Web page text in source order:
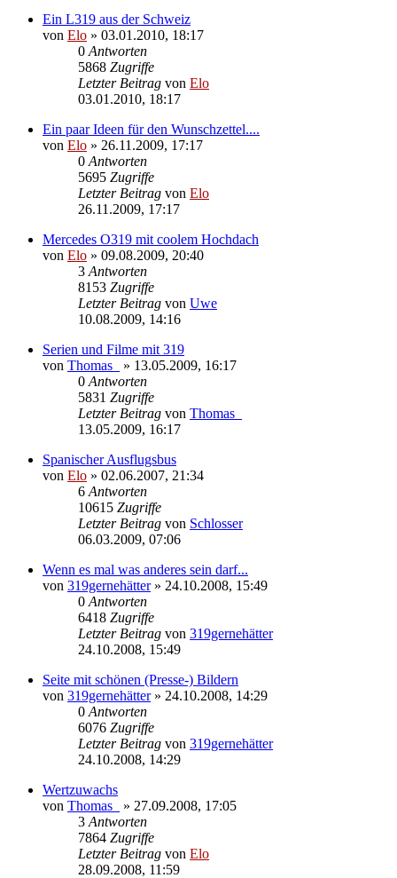
Ein L319 aus der Schweiz
von Elo » 03.01.2010, 18:17
0 Antworten
5868 Zugriffe
Letzter Beitrag von Elo
03.01.2010, 18:17
Ein paar Ideen für den Wunschzettel....
von Elo » 26.11.2009, 17:17
0 Antworten
5695 Zugriffe
Letzter Beitrag von Elo
26.11.2009, 17:17
Mercedes O319 mit coolem Hochdach
von Elo » 09.08.2009, 20:40
3 Antworten
8153 Zugriffe
Letzter Beitrag von Uwe
10.08.2009, 14:16
Serien und Filme mit 319
von Thomas_ » 13.05.2009, 16:17
0 Antworten
5831 Zugriffe
Letzter Beitrag von Thomas_
13.05.2009, 16:17
Spanischer Ausflugsbus
von Elo » 02.06.2007, 21:34
6 Antworten
10615 Zugriffe
Letzter Beitrag von Schlosser
06.03.2009, 07:06
Wenn es mal was anderes sein darf...
von 319gernehätter» 24.10.2008, 15:49
0 Antworten
6418 Zugriffe
Letzter Beitrag von 319gernehätter
24.10.2008, 15:49
Seite mit schönen (Presse-) Bildern
von 319gernehätter» 24.10.2008, 14:29
0 Antworten
6076 Zugriffe
Letzter Beitrag von 319gernehätter
24.10.2008, 14:29
Wertzuwachs
von Thomas_ » 27.09.2008, 17:05
3 Antworten
7864 Zugriffe
Letzter Beitrag von Elo
28.09.2008, 11:59